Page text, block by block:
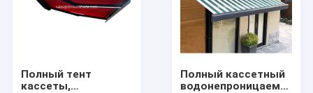
Полный тент
кассеты,
Полный кассетный
водонепроницаемый